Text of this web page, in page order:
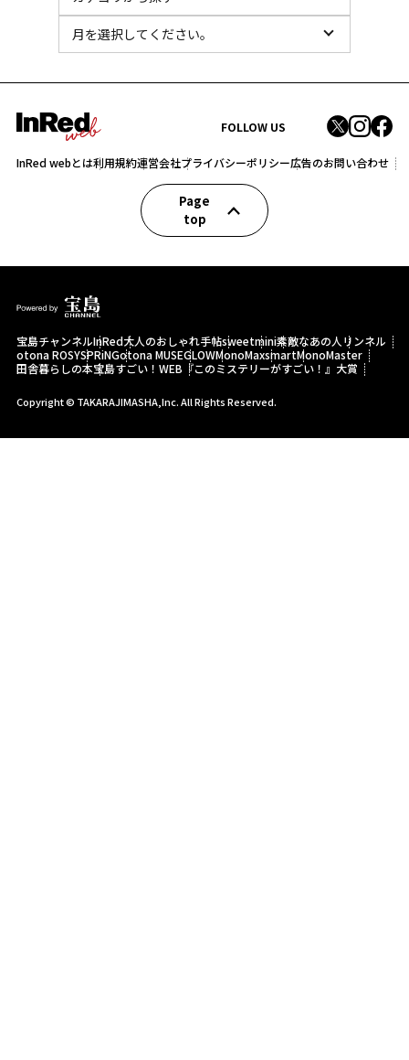
FOLLOW US
InRed webとは利用規約運営会社プライバシーポリシー広告のお問い合わせ
Page
top
宝島チャンネルInRed大人のおしゃれ手帖sweetmini素敵なあの人 リンネル
otona ROSYSPRiNGotona MUSEGLOWMonoMaxsmartMonoMaster
田舎暮らしの本宝島すごい！WEB 『このミステリーがすごい！』大賞
Copyright © TAKARAJIMASHA,Inc. All Rights Reserved.